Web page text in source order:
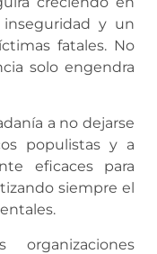
y un
fatales. No
solo engendra
a no dejarse
populistas y a
eficaces para
siempre el